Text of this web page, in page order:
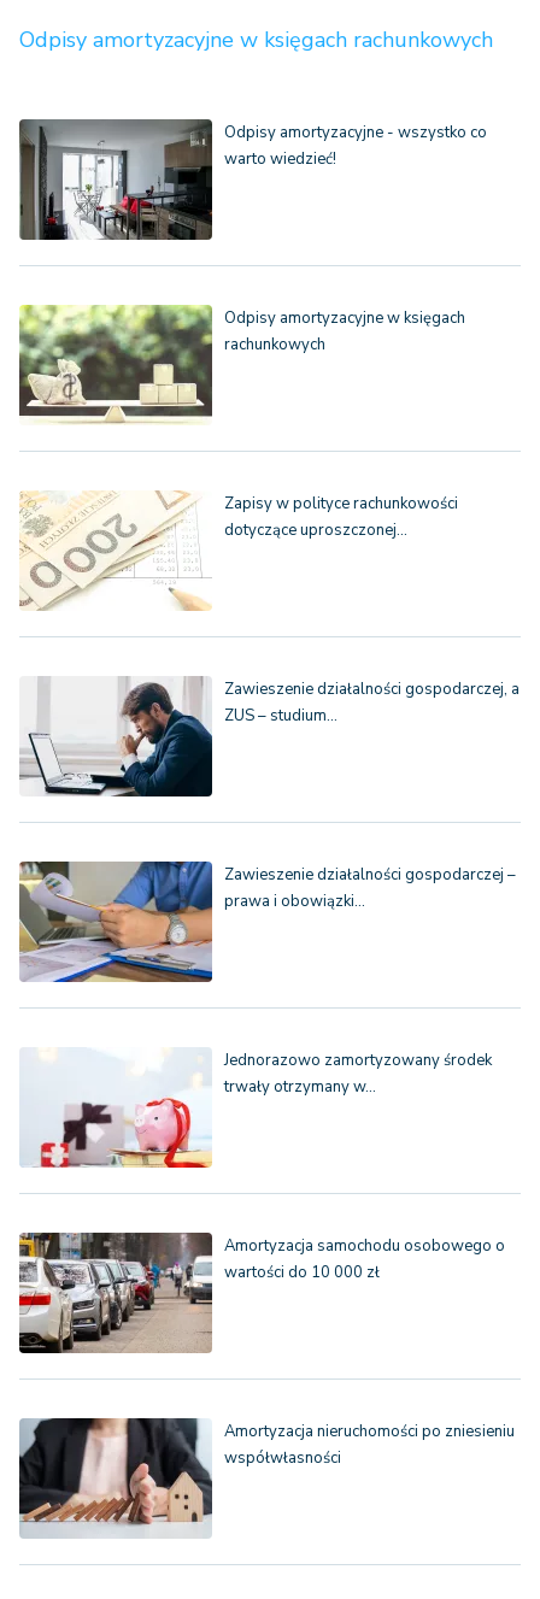
Odpisy amortyzacyjne w księgach rachunkowych
Odpisy amortyzacyjne - wszystko co
warto wiedzieć!
Odpisy amortyzacyjne w księgach
rachunkowych
Zapisy w polityce rachunkowości
dotyczące uproszczonej…
Zawieszenie działalności gospodarczej, a
ZUS – studium…
Zawieszenie działalności gospodarczej –
prawa i obowiązki…
Jednorazowo zamortyzowany środek
trwały otrzymany w…
Amortyzacja samochodu osobowego o
wartości do 10 000 zł
Amortyzacja nieruchomości po zniesieniu
współwłasności